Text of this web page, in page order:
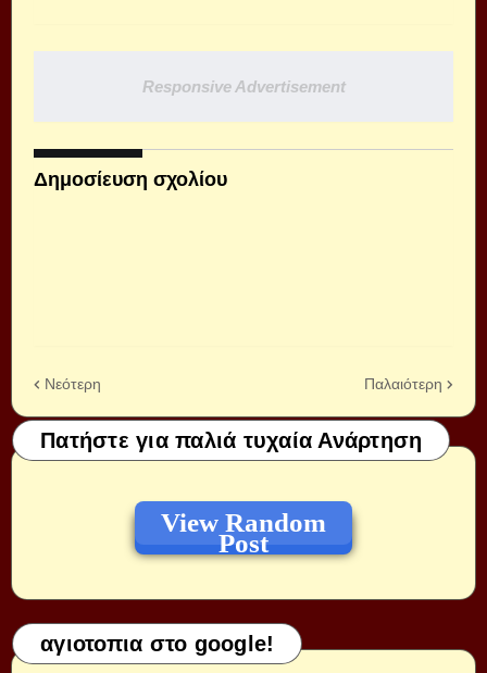
Responsive Advertisement
Δημοσίευση σχολίου
Νεότερη Παλαιότερη
Πατήστε για παλιά τυχαία Ανάρτηση
View Random
Post
αγιοτοπια στο google!